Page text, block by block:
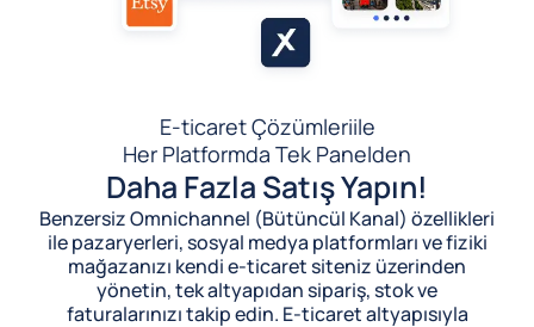
E-ticaret Çözümleriile
Her Platformda Tek Panelden
Daha Fazla Satış Yapın!
Benzersiz Omnichannel (Bütüncül Kanal) özellikleri
ile pazaryerleri, sosyal medya platformları ve fiziki
mağazanızı kendi e-ticaret siteniz üzerinden
yönetin, tek altyapıdan sipariş, stok ve
faturalarınızı takip edin. E-ticaret altyapısıyla